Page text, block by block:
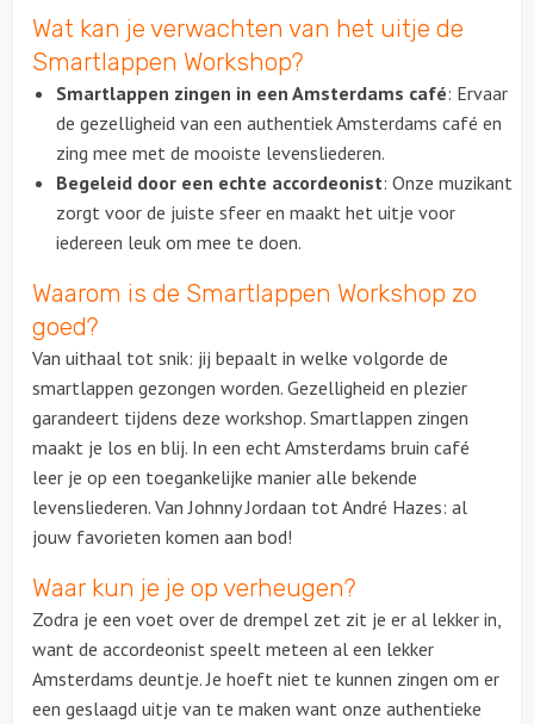
Over ons
Wat kan je verwachten van het uitje de
Smartlappen Workshop?
Smartlappen zingen in een Amsterdams café: Ervaar
de gezelligheid van een authentiek Amsterdams café en
zing mee met de mooiste levensliederen.
Begeleid door een echte accordeonist: Onze muzikant
zorgt voor de juiste sfeer en maakt het uitje voor
iedereen leuk om mee te doen.
Waarom is de Smartlappen Workshop zo
goed?
Van uithaal tot snik: jij bepaalt in welke volgorde de
smartlappen gezongen worden. Gezelligheid en plezier
garandeert tijdens deze workshop. Smartlappen zingen
maakt je los en blij. In een echt Amsterdams bruin café
leer je op een toegankelijke manier alle bekende
levensliederen. Van Johnny Jordaan tot André Hazes: al
jouw favorieten komen aan bod!
Waar kun je je op verheugen?
Zodra je een voet over de drempel zet zit je er al lekker in,
want de accordeonist speelt meteen al een lekker
Amsterdams deuntje. Je hoeft niet te kunnen zingen om er
een geslaagd uitje van te maken want onze authentieke